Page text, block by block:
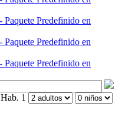
Hab. 1